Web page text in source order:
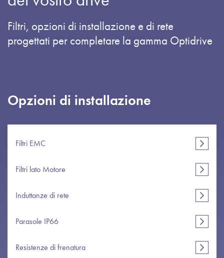
Filtri, opzioni di installazione e di rete
progettati per completare la gamma Optidrive
Opzioni di installazione
Filtri EMC
Filtri lato Motore
Induttanze di rete
Parasole IP66
Resistenze di frenatura
Mappa del sito
iSource